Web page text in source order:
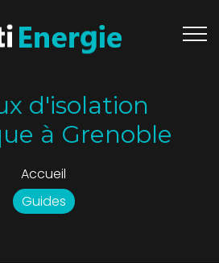
d'isolation
à Grenoble
Accueil
Guides